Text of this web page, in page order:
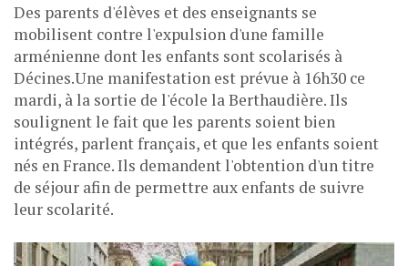
Des parents d'élèves et des enseignants se
mobilisent contre l'expulsion d'une famille
arménienne dont les enfants sont scolarisés à
Décines.Une manifestation est prévue à 16h30 ce
mardi, à la sortie de l'école la Berthaudière. Ils
soulignent le fait que les parents soient bien
intégrés, parlent français, et que les enfants soient
nés en France. Ils demandent l'obtention d'un titre
de séjour afin de permettre aux enfants de suivre
leur scolarité.